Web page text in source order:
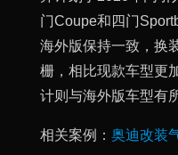
门Coupe和四门
海外版保持一致，换
栅，相比现款车型更
计则与海外版车型有
相关案例： 奥迪改装